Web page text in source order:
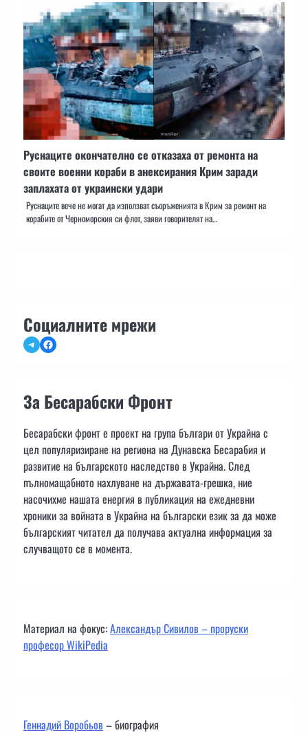
Руснаците окончателно се отказаха от ремонта на
своите военни кораби в анексирания Крим заради
заплахата от украински удари
Руснаците вече не могат да използват съоръженията в Крим за ремонт на
корабите от Черноморския си флот, заяви говорителят на…
Социалните мрежи
TelegramFacebook
За Бесарабски Фронт
Бесарабски фронт е проект на група българи от Украйна с
цел популяризиране на региона на Дунавска Бесарабия и
развитие на българското наследство в Украйна. След
пълномащабното нахлуване на държавата-грешка, ние
насочихме нашата енергия в публикация на ежедневни
хроники за войната в Украйна на български език за да може
българският читател да получава актуална информация за
случващото се в момента.
Материал на фокус:Александър Сивилов – проруски
професор WikiPedia
Геннадий Воробьов– биография